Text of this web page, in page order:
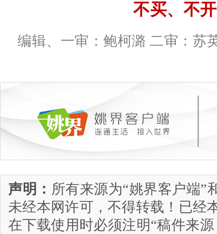
不买、不
编辑、一审：鲍柯潞 二审：苏
声明： 所有来源为“姚界客户端”
未经本网许可，不得转载！已经
在下载使用时必须注明“稿件来